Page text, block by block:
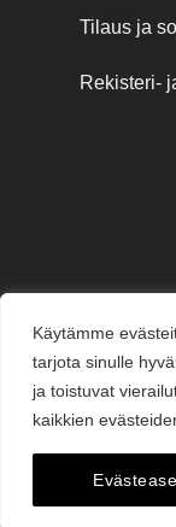
Käytämme
tarjota sinulle
ja toistuvat
kaikkien
Tilaus ja
Rekisteri-